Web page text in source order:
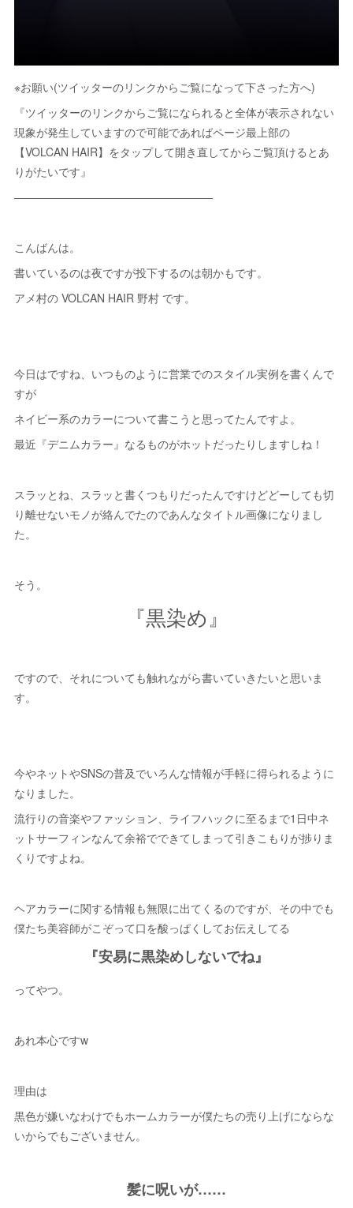
※お願い(ツイッターのリンクからご覧になって下さった方へ)
『ツイッターのリンクからご覧になられると全体が表示されない
現象が発生していますので可能であればページ最上部の
【VOLCAN HAIR】をタップして開き直してからご覧頂けるとあ
りがたいです』
——————————————————
こんばんは。
書いているのは夜ですが投下するのは朝かもです。
アメ村の VOLCAN HAIR 野村 です。
今日はですね、いつものように営業でのスタイル実例を書くんで
すが
ネイビー系のカラーについて書こうと思ってたんですよ。
最近『デニムカラー』なるものがホットだったりしますしね！
スラッとね、スラッと書くつもりだったんですけどどーしても切
り離せないモノが絡んでたのであんなタイトル画像になりまし
た。
そう。
『黒染め』
ですので、それについても触れながら書いていきたいと思いま
す。
今やネットやSNSの普及でいろんな情報が手軽に得られるように
なりました。
流行りの音楽やファッション、ライフハックに至るまで1日中ネ
ットサーフィンなんて余裕でできてしまって引きこもりが捗りま
くりですよね。
ヘアカラーに関する情報も無限に出てくるのですが、その中でも
僕たち美容師がこぞって口を酸っぱくしてお伝えしてる
『安易に黒染めしないでね』
ってやつ。
あれ本心ですw
理由は
黒色が嫌いなわけでもホームカラーが僕たちの売り上げにならな
いからでもございません。
髪に呪いが……